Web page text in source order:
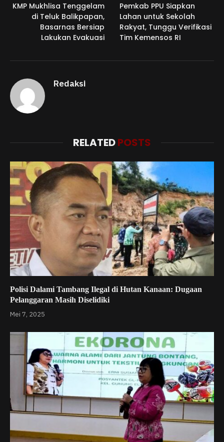
KMP Mukhlisa Tenggelam
di Teluk Balikpapan,
Basarnas Bersiap
Lakukan Evakuasi
Pemkab PPU Siapkan
Lahan untuk Sekolah
Rakyat, Tunggu Verifikasi
Tim Kemensos RI
Redaksi
RELATEDPOSTS
Polisi Dalami Tambang Ilegal di Hutan Kanaan: Dugaan
Pelanggaran Masih Diselidiki
Mei 7, 2025